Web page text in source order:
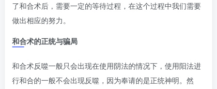
了和合术后，需要一定的等待过程，在这个过程中我们需要
做出相应的努力。
和合术的正统与骗局
和合术反噬一般只会出现在使用阴法的情况下，使用阳法进
行和合的一般不会出现反噬，因为奉请的是正统神明。然